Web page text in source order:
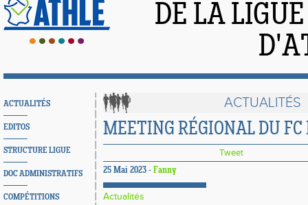
DE LA
ACTUALITÉS
EDITOS
STRUCTURE LIGUE
DOC ADMINISTRATIFS
COMPÉTITIONS
ACTUALITÉS
MEETING RÉGIONAL DU FC
Tweet
25 Mai 2023 - Fanny
Actualités